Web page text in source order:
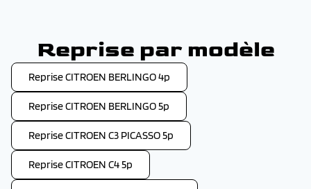
Reprise par modèle
Reprise CITROEN BERLINGO 4p
Reprise CITROEN BERLINGO 5p
Reprise CITROEN C3 PICASSO 5p
Reprise CITROEN C4 5p